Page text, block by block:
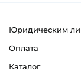
Юридическим
Оплата
Каталог